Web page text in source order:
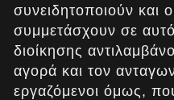
συνειδητοποιούν και
συμμετάσχουν σε
διοίκησης
αγορά και τον
εργαζόμενοι όμως,